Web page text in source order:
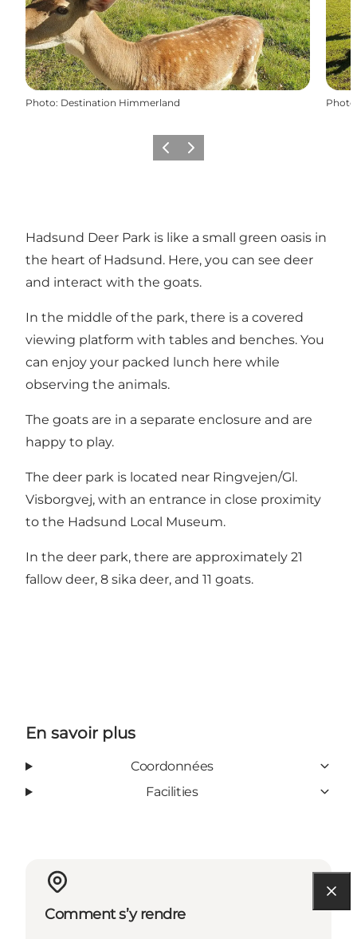
Photo: Destination Himmerland Photo
PrécédentSuivant
Hadsund Deer Park is like a small green oasis in
the heart of Hadsund. Here, you can see deer
and interact with the goats.
In the middle of the park, there is a covered
viewing platform with tables and benches. You
can enjoy your packed lunch here while
observing the animals.
The goats are in a separate enclosure and are
happy to play.
The deer park is located near Ringvejen/Gl.
Visborgvej, with an entrance in close proximity
to the Hadsund Local Museum.
In the deer park, there are approximately 21
fallow deer, 8 sika deer, and 11 goats.
En savoir plus
Coordonnées
Facilities
Comment s’y rendre